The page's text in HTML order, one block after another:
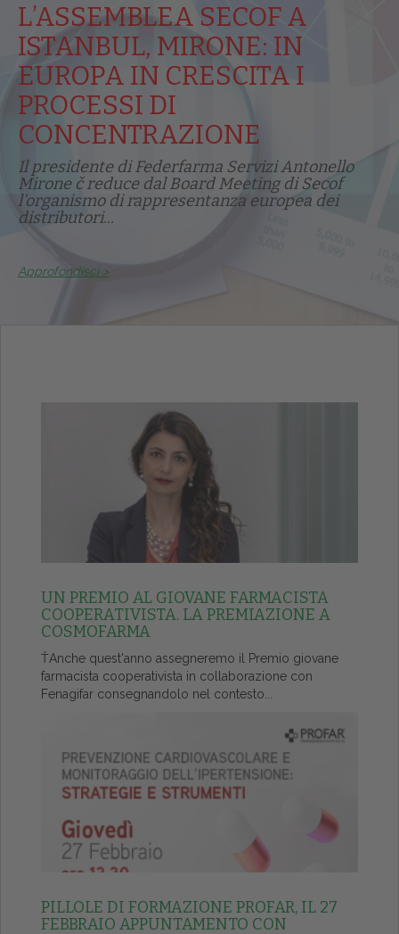
L’ASSEMBLEA SECOF A
ISTANBUL, MIRONE: IN
EUROPA IN CRESCITA I
PROCESSI DI
CONCENTRAZIONE
Il presidente di Federfarma Servizi Antonello
Mirone č reduce dal Board Meeting di Secof
l'organismo di rappresentanza europea dei
distributori...
Approfondisci >
UN PREMIO AL GIOVANE FARMACISTA
COOPERATIVISTA. LA PREMIAZIONE A
COSMOFARMA
ŤAnche quest'anno assegneremo il Premio giovane
farmacista cooperativista in collaborazione con
Fenagifar consegnandolo nel contesto...
PILLOLE DI FORMAZIONE PROFAR, IL 27
FEBBRAIO APPUNTAMENTO CON